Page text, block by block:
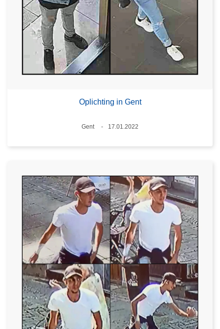
Oplichting in Gent
Plaats
Gent
17.01.2022